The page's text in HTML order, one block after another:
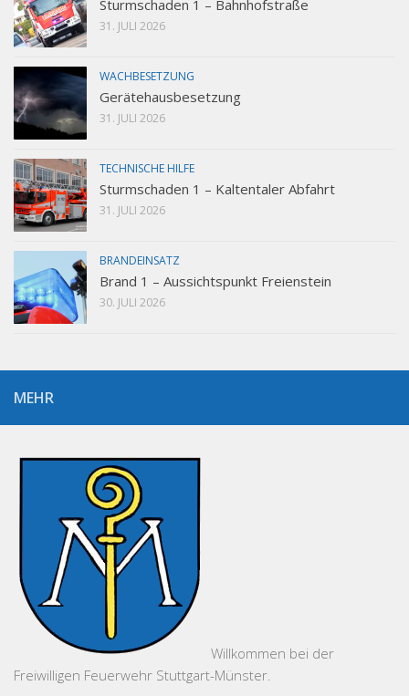
Sturmschaden 1 – Bahnhofstraße
31. JULI 2026
WACHBESETZUNG
Gerätehausbesetzung
31. JULI 2026
TECHNISCHE HILFE
Sturmschaden 1 – Kaltentaler Abfahrt
31. JULI 2026
BRANDEINSATZ
Brand 1 – Aussichtspunkt Freienstein
30. JULI 2026
MEHR
Willkommen bei der
Freiwilligen Feuerwehr Stuttgart-Münster.